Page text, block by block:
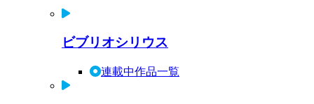
ビブリオシリウス
連載中作品一覧